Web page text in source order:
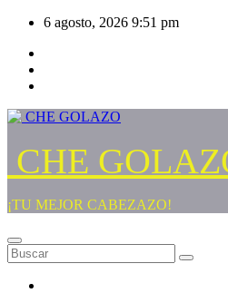
Saltar
contenido
6 agosto, 2026 9:51 pm
CHE
¡TU MEJOR CABEZAZO!